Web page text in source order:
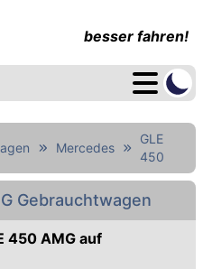
besser fahren!
Mercedes
GLE
450
Gebrauchtwagen
450 AMG auf